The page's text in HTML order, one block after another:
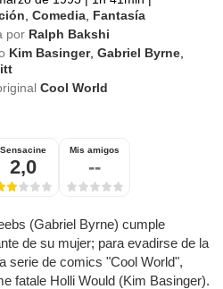
,Comedia Fantasía
por Ralph Bakshi
Kim Basinger,Gabriel Byrne
Cool World
Sensacine
2,0
Mis amigos
--
(Gabriel Byrne) cumple
de su mujer; para evadirse de la
serie de comics "Cool World",
fatale Holli Would (Kim Basinger).